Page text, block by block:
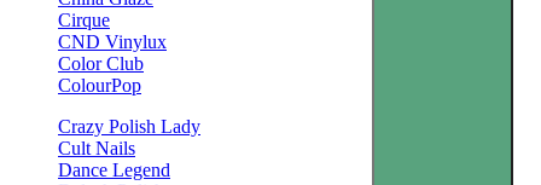
Cirque
CND Vinylux
Color Club
ColourPop
Crazy Polish Lady
Cult Nails
Dance Legend